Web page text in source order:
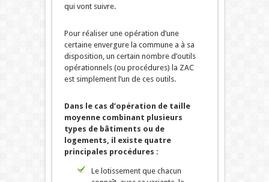
qui vont suivre.
Pour réaliser une opération d’une
certaine envergure la commune a à sa
disposition, un certain nombre d’outils
opérationnels (ou procédures) la ZAC
est simplement l’un de ces outils.
Dans le cas d’opération de taille
moyenne combinant plusieurs
types de bâtiments ou de
logements, il existe quatre
principales procédures :
Le lotissement que chacun